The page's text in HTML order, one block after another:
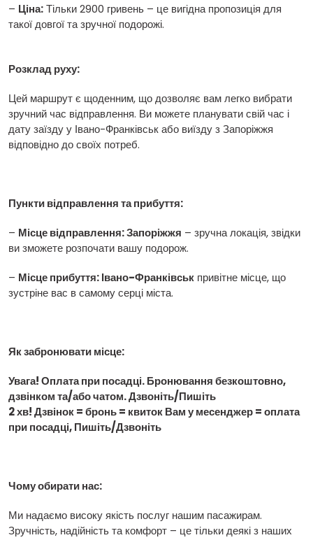
– Ціна:Тільки 2900 гривень – це вигідна пропозиція для
такої довгої та зручної подорожі.
Розклад руху:
Цей маршрут є щоденним, що дозволяє вам легко вибрати
зручний час відправлення. Ви можете планувати свій час і
дату заїзду у Івано-Франківськ або виїзду з Запоріжжя
відповідно до своїх потреб.
Пункти відправлення та прибуття:
– Місце відправлення: Запоріжжя – зручна локація, звідки
ви зможете розпочати вашу подорож.
– Місце прибуття: Івано-Франківськ привітне місце, що
зустріне вас в самому серці міста.
Як забронювати місце:
Увага! Оплата при посадці. Бронювання безкоштовно,
дзвінком та/або чатом. Дзвоніть/Пишіть
2 хв! Дзвінок = бронь = квиток Вам у месенджер = оплата
при посадці, Пишіть/Дзвоніть
Чому обирати нас:
Ми надаємо високу якість послуг нашим пасажирам.
Зручність, надійність та комфорт – це тільки деякі з наших